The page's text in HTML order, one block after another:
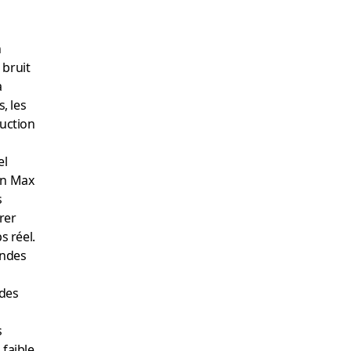
bruit
les
Max
réel.